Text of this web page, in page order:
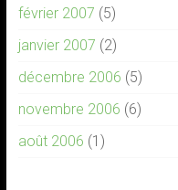
février 2007 (5)
janvier 2007 (2)
décembre 2006 (5)
novembre 2006 (6)
août 2006 (1)